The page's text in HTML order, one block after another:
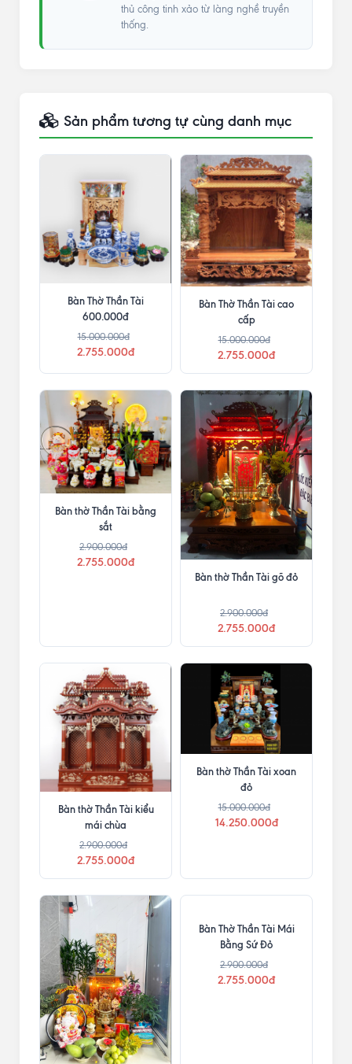
thủ công tinh xảo từ làng nghề truyền
thống.
Sản phẩm tương tự cùng danh mục
Bàn Thờ Thần Tài
600.000đ
15.000.000đ
2.755.000đ
Bàn Thờ Thần Tài cao
cấp
15.000.000đ
2.755.000đ
Bàn thờ Thần Tài bằng
sắt
2.900.000đ
2.755.000đ
Bàn thờ Thần Tài gõ đỏ
2.900.000đ
2.755.000đ
Bàn thờ Thần Tài kiểu
mái chùa
2.900.000đ
2.755.000đ
Bàn thờ Thần Tài xoan
đỏ
15.000.000đ
14.250.000đ